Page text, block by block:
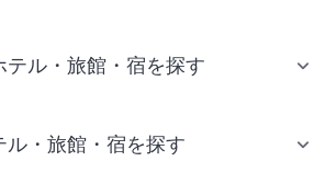
ル・旅館・宿を探す
・旅館・宿を探す